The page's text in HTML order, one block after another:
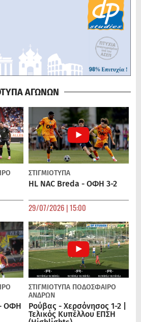
ΑΓΩΝΩΝ
ΣΤΙΓΜΙΟΤΥΠΑ
HL NAC Breda - ΟΦΗ 3-2
29/07/2026 | 15:00
- ΟΦΗ
ΣΤΙΓΜΙΟΤΥΠΑ ΠΟΔΌΣΦΑΙΡΟ
ΑΝΔΡΏΝ
Ρούβας - Χερσόνησος 1-2 |
Τελικός Κυπέλλου ΕΠΣΗ